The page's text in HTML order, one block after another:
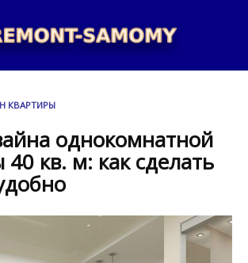
КВАРТИРЫ
однокомнатной
40 кв. м: как сделать